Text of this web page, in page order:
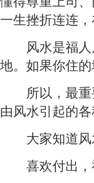
一生挫折连连，
风水是福人
地。如果你住
所以，最重
由风水引起的
大家知道风
喜欢付出，